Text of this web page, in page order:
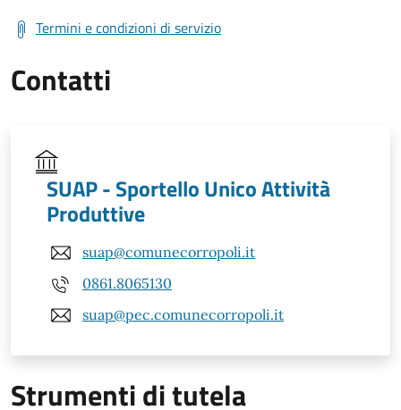
Termini e condizioni di servizio
Contatti
SUAP - Sportello Unico Attività
Produttive
suap@comunecorropoli.it
0861.8065130
suap@pec.comunecorropoli.it
Strumenti di tutela